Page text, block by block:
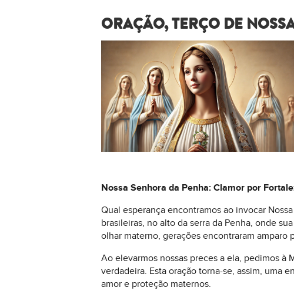
ORAÇÃO, TERÇO DE
Nossa Senhora da Penha: Clamor por
Qual esperança encontramos ao invocar
brasileiras, no alto da serra da Penha, onde
olhar materno, gerações encontraram amparo
Ao elevarmos nossas preces a ela, pedimos à
verdadeira. Esta oração torna-se, assim, uma
amor e proteção maternos.